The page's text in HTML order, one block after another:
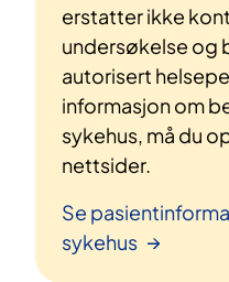
erstatter ikke
undersøkelse og
autorisert
informasjon om
sykehus, må du
nettsider.
Se
sykehus